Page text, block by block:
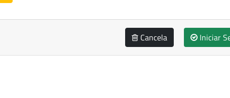
Cancela Iniciar